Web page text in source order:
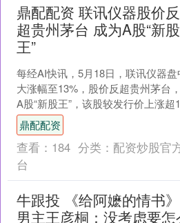
鼎配配资 联讯仪器股价反
超贵州茅台 成为A股“新股
王”
每经AI快讯，5月18日，联讯仪器盘
大涨幅至13%，股价反超贵州茅台
A股“新股王”，该股较发行价上涨超
倍。 每日经济新闻....
鼎配配资
查看： 184 分类： 配资炒股官
台
牛跟投 《给阿嬷的情书》
男主王彦桐：没考虑要怎